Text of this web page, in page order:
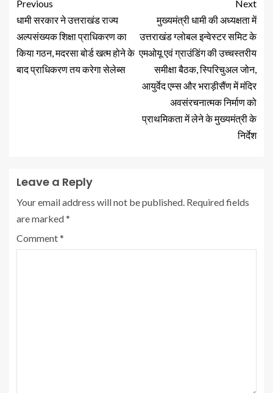
Previous
धामी सरकार ने उत्तराखंड राज्य
अल्पसंख्यक शिक्षा प्राधिकरण का
किया गठन, मदरसा बोर्ड खत्म होने के
बाद प्राधिकरण तय करेगा सेलेब्स
Next
मुख्यमंत्री धामी की अध्यक्षता में
उत्तराखंड ग्लोबल इन्वेस्टर समिट के
एमओयू एवं ग्राउंडिंग की उच्चस्तरीय
समीक्षा बैठक, स्पिरिचुअल जोन,
आयुर्वेद एम्स और भराड़ीसैंण में मंदिर
अवसंरचनात्मक निर्माण को
प्राथमिकता में लेने के मुख्यमंत्री के
निर्देश
Leave a Reply
Your email address will not be published. Required fields
are marked*
Comment*